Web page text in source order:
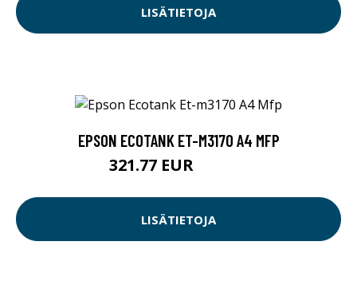
LISÄTIETOJA
EPSON ECOTANK ET-M3170 A4 MFP
321.77 EUR
LISÄTIETOJA